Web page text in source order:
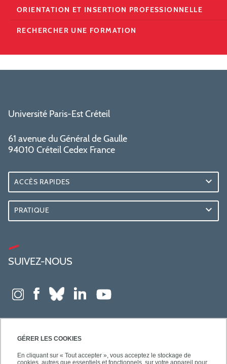
GÉRER LES COOKIES
En cliquant sur « Tout accepter », vous acceptez le stockage de
ORIENTATION ET INSERTION PROFESSIONNELLE
RECHERCHER UNE FORMATION
Université Paris-Est Créteil
61 avenue du Général de Gaulle
94010 Créteil Cedex France
ACCÈS RAPIDES
PRATIQUE
SUIVEZ-NOUS